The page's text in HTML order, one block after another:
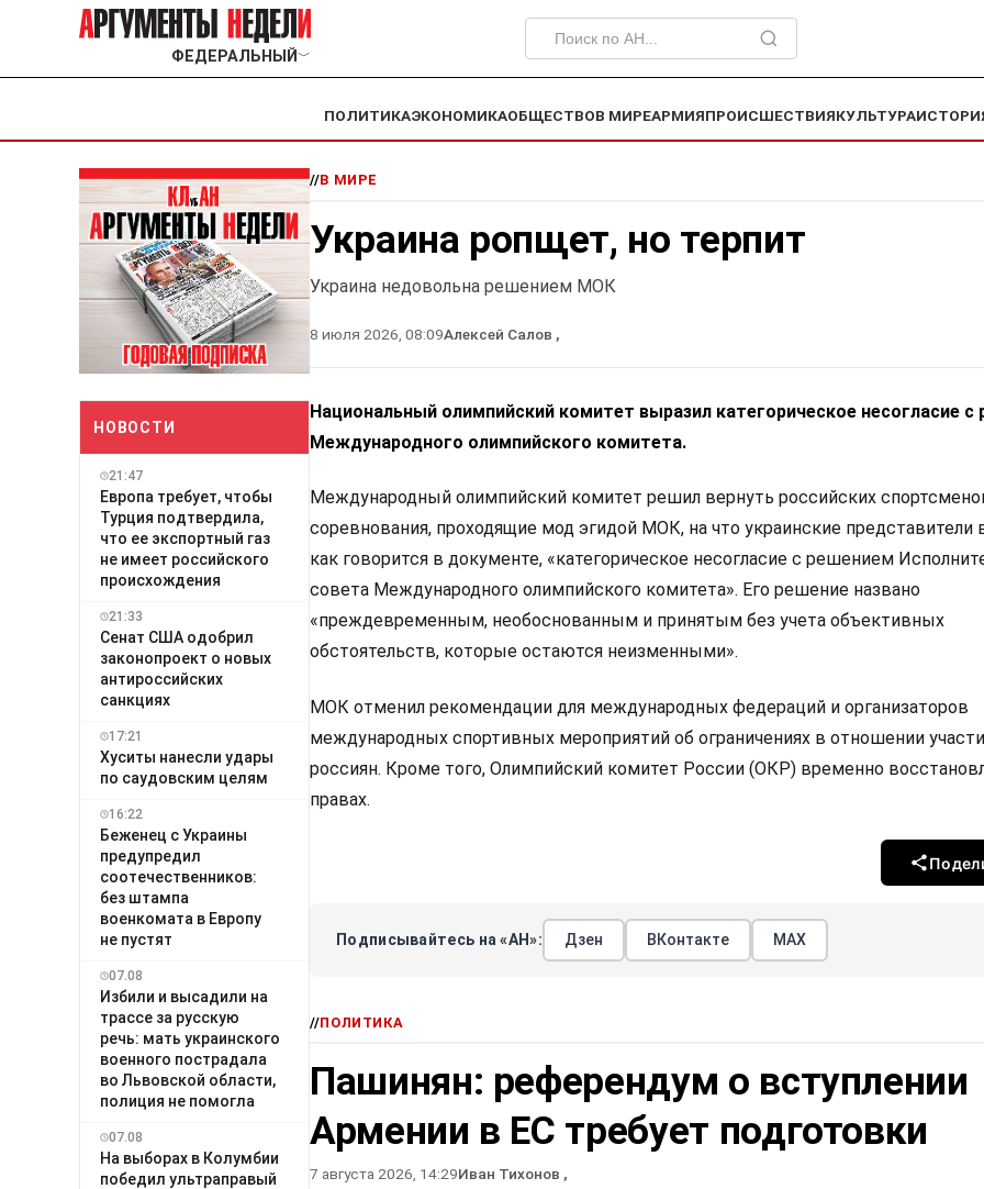
ФЕДЕРАЛЬНЫЙ ﹀
ПОЛИТИКАЭКОНОМИКАОБЩЕСТВОВ МИРЕАРМИЯПРОИСШЕСТВИЯКУЛЬТУРА
НОВОСТИ
21:47
Европа требует, чтобы
Турция подтвердила,
что ее экспортный газ
не имеет российского
происхождения
21:33
Сенат США одобрил
законопроект о новых
антироссийских
санкциях
17:21
Хуситы нанесли удары
по саудовским целям
16:22
Беженец с Украины
предупредил
соотечественников:
без штампа
военкомата в Европу
не пустят
07.08
Избили и высадили на
трассе за русскую
речь: мать украинского
военного пострадала
во Львовской области,
полиция не помогла
07.08
На выборах в Колумбии
победил ультраправый
//В МИРЕ
Украина ропщет, но терпит
Украина недовольна решением МОК
8 июля 2026, 08:09Алексей Салов ,
Национальный олимпийский комитет выразил категорическое несогласие
Международного олимпийского комитета.
Международный олимпийский комитет решил вернуть российских
соревнования, проходящие мод эгидой МОК, на что украинские представители
как говорится в документе, «категорическое несогласие с решением
совета Международного олимпийского комитета». Его решение названо
«преждевременным, необоснованным и принятым без учета объективных
обстоятельств, которые остаются неизменными».
МОК отменил рекомендации для международных федераций и организаторов
международных спортивных мероприятий об ограничениях в отношении
россиян. Кроме того, Олимпийский комитет России (ОКР) временно
правах.
Подписывайтесь на «АН»: Дзен ВКонтакте МАХ
//ПОЛИТИКА
Пашинян: референдум о вступлении
Армении в ЕС требует подготовки
7 августа 2026, 14:29Иван Тихонов ,